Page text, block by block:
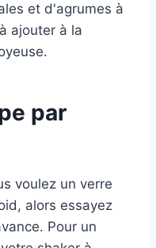
et d'agrumes à
ajouter à la
par
voulez un verre
alors essayez
Pour un